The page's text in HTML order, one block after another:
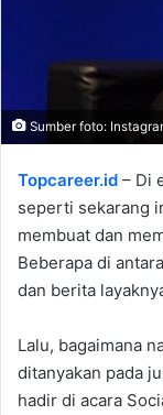
Sumber foto:
Topcareer.id – Di
seperti sekarang
membuat dan
Beberapa di
dan berita
Lalu, bagaimana
ditanyakan pada
hadir di acara